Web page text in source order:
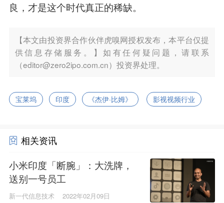
良，才是这个时代真正的稀缺。
【本文由投资界合作伙伴虎嗅网授权发布，本平台仅提
供信息存储服务。】如有任何疑问题，请联系
（editor@zero2ipo.com.cn）投资界处理。
宝莱坞 印度 《杰伊·比姆》 影视视频行业
相关资讯
小米印度「断腕」：大洗牌，
送别一号员工
新一代信息技术 2022年02月09日